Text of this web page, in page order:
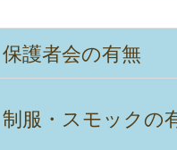
保護者会の有無
制服・スモックの